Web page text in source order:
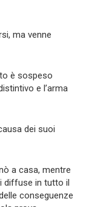
ma venne
è sospeso
e l’arma
dei suoi
a casa, mentre
diffuse in tutto il
conseguenze